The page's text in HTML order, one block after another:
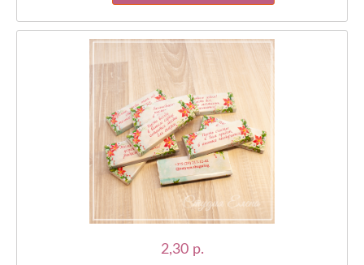
2,30 p.